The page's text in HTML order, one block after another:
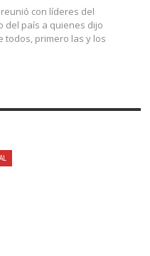
con líderes del
del país a quienes dijo
todos, primero las y los